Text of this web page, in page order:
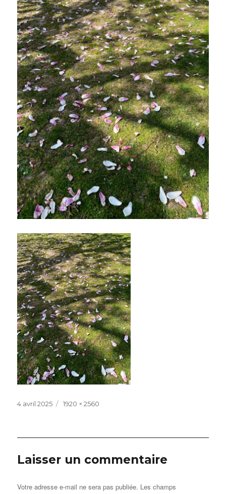
Publié
4 avril 2025
Taille
1920 × 2560
Laisser un commentaire
Votre adresse e-mail ne sera pas publiée. Les champs